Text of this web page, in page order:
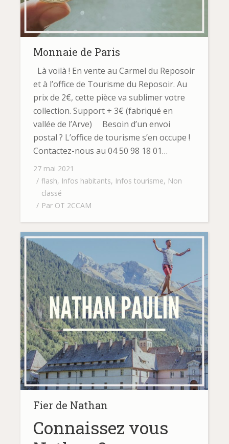
Monnaie de Paris
Là voilà ! En vente au Carmel du Reposoir
et à l’office de Tourisme du Reposoir. Au
prix de 2€, cette pièce va sublimer votre
collection. Support + 3€ (fabriqué en
vallée de l’Arve) Besoin d’un envoi
postal ? L’office de tourisme s’en occupe !
Contactez-nous au 04 50 98 18 01…
27 mai 2021
flash, Infos habitants, Infos tourisme, Non
classé
Par OT 2CCAM
Fier de Nathan
Connaissez vous